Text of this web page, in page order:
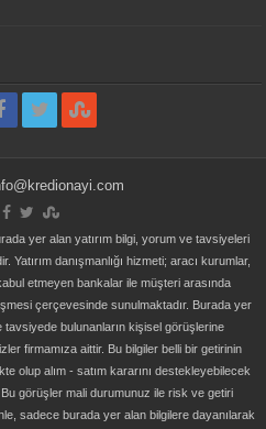
yer alan yatırım bilgi, yorum ve tavsiyeleri
Yatırım danışmanlığı hizmeti; aracı kurumlar,
etmeyen bankalar ile müşteri arasında
çerçevesinde sunulmaktadır. Burada yer
bulunanların kişisel görüşlerine
firmamıza aittir. Bu bilgiler belli bir getirinin
olup alım - satım kararını destekleyebilecek
görüşler mali durumunuz ile risk ve getiri
sadece burada yer alan bilgilere dayanılarak